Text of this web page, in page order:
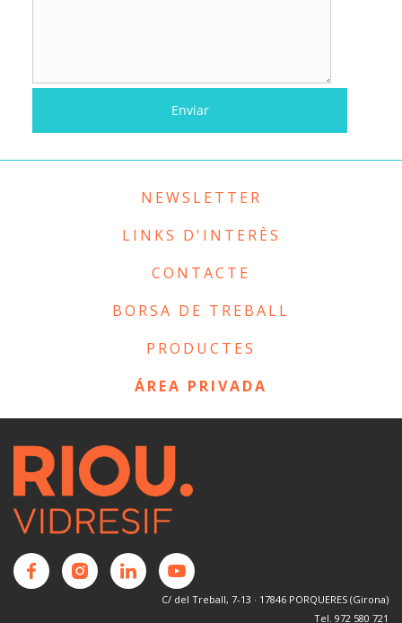
NEWSLETTER
LINKS D'INTERÈS
CONTACTE
BORSA DE TREBALL
PRODUCTES
ÁREA PRIVADA
C/ del Treball, 7-13 · 17846 PORQUERES (Girona)
Tel. 972 580 721